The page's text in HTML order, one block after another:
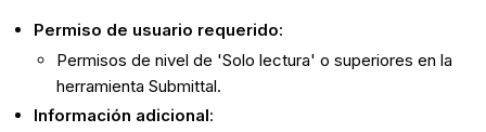
Permiso de usuario requerido:
Permisos de nivel de 'Solo lectura' o superiores en la
herramienta Submittal.
Información adicional: